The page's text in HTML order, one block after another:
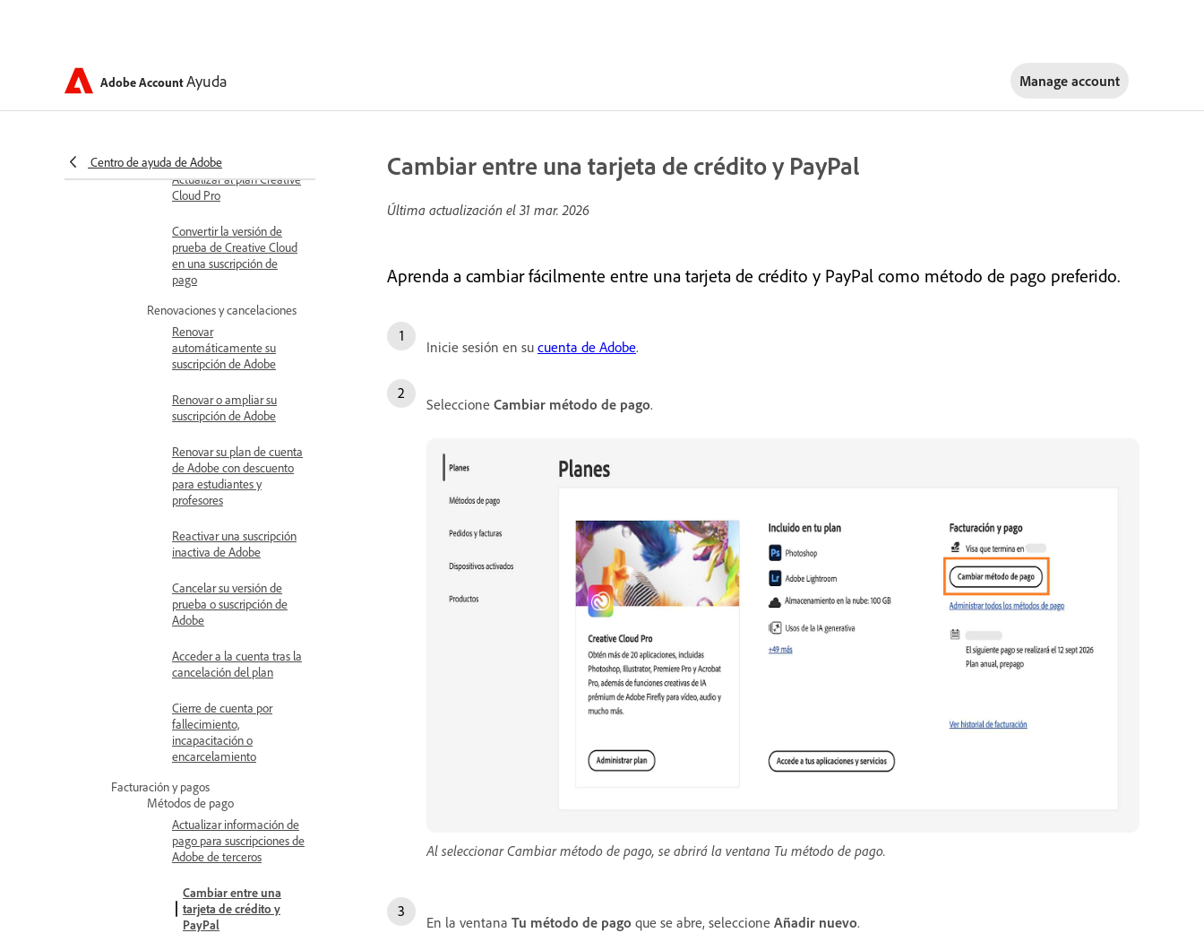
Adobe AccountAyuda Manage account
Centro de ayuda de Adobe
para particulares
Actualizar al plan Creative
Cloud Pro
Convertir la versión de
prueba de Creative Cloud
en una suscripción de
pago
Renovaciones y cancelaciones
Renovar
automáticamente su
suscripción de Adobe
Renovar o ampliar su
suscripción de Adobe
Renovar su plan de cuenta
de Adobe con descuento
para estudiantes y
profesores
Reactivar una suscripción
inactiva de Adobe
Cancelar su versión de
prueba o suscripción de
Adobe
Acceder a la cuenta tras la
cancelación del plan
Cierre de cuenta por
fallecimiento,
incapacitación o
encarcelamiento
Facturación y pagos
Métodos de pago
Actualizar información de
pago para suscripciones de
Adobe de terceros
Cambiar entre una
tarjeta de crédito y
PayPal
Cambiar entre una tarjeta de crédito y PayPal
Última actualización el 31 mar. 2026
Aprenda a cambiar fácilmente entre una tarjeta de crédito y PayPal como método de pago preferido.
Inicie sesión en su cuenta de Adobe.
Seleccione Cambiar método de pago.
Al seleccionar Cambiar método de pago, se abrirá la ventana Tu método de pago.
En la ventana Tu método de pago que se abre, seleccione Añadir nuevo.